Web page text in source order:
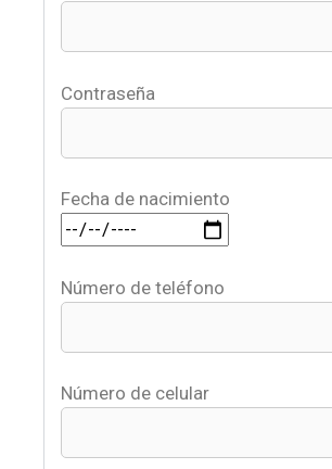
Contraseña
Fecha de nacimiento
Número de teléfono
Número de celular